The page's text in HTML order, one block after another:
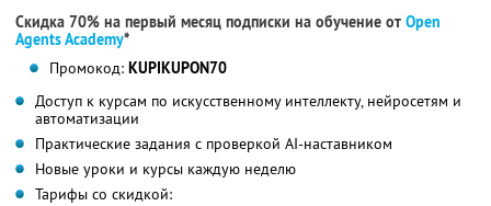
Скидка 70% на первый месяц подписки на обучение от Open
Agents Academy*
Промокод: KUPIKUPON70
Доступ к курсам по искусственному интеллекту, нейросетям и
автоматизации
Практические задания с проверкой AI-наставником
Новые уроки и курсы каждую неделю
Тарифы со скидкой: